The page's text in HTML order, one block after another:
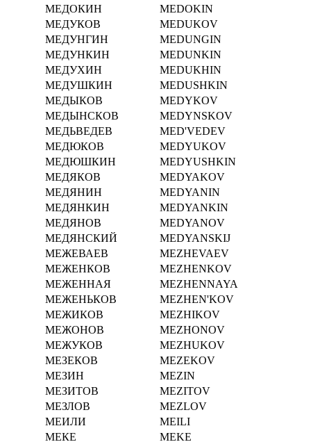
МЕДОКИН
MEDOKIN
МЕДУКОВ
MEDUKOV
МЕДУНГИН
MEDUNGIN
МЕДУНКИН
MEDUNKIN
МЕДУХИН
MEDUKHIN
МЕДУШКИН
MEDUSHKIN
МЕДЫКОВ
MEDYKOV
МЕДЫНСКОВ
MEDYNSKOV
МЕДЬВЕДЕВ
MED'VEDEV
МЕДЮКОВ
MEDYUKOV
МЕДЮШКИН
MEDYUSHKIN
МЕДЯКОВ
MEDYAKOV
МЕДЯНИН
MEDYANIN
МЕДЯНКИН
MEDYANKIN
МЕДЯНОВ
MEDYANOV
МЕДЯНСКИЙ
MEDYANSKIJ
МЕЖЕВАЕВ
MEZHEVAEV
МЕЖЕНКОВ
MEZHENKOV
МЕЖЕННАЯ
MEZHENNAYA
МЕЖЕНЬКОВ
MEZHEN'KOV
МЕЖИКОВ
MEZHIKOV
МЕЖОНОВ
MEZHONOV
МЕЖУКОВ
MEZHUKOV
МЕЗЕКОВ
MEZEKOV
МЕЗИН
MEZIN
МЕЗИТОВ
MEZITOV
МЕЗЛОВ
MEZLOV
МЕИЛИ
MEILI
МЕКЕ
MEKE